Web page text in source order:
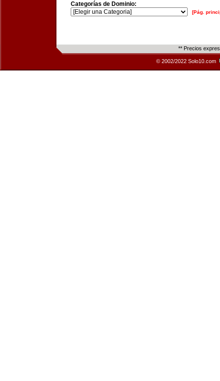
Categorías de Dominio:
[Pág.
** Precios
© 2002/2022 Solo10.com